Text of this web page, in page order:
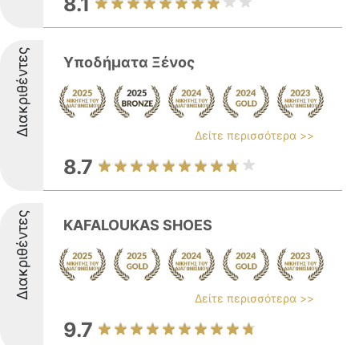
Διακριθέντες Υποδήματα Ξένος
Δείτε περισσότερα >>
8.7
Διακριθέντες KAFALOUKAS SHOES
Δείτε περισσότερα >>
9.7